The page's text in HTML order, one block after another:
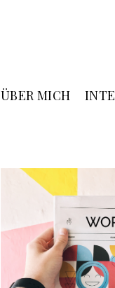
ÜBER MICH